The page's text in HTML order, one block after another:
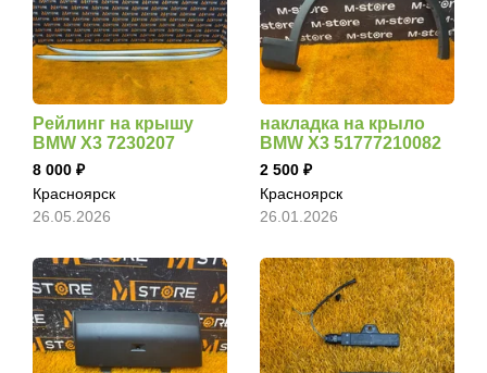
Рейлинг на крышу
BMW X3 7230207
8 000
Красноярск
26.05.2026
накладка на крыло
BMW X3 51777210082
2 500
Красноярск
26.01.2026